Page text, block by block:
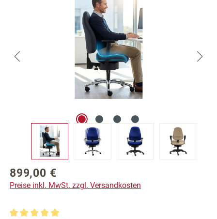
Regulärer Preis:
899,00 €
Preise inkl. MwSt. zzgl. Versandkosten